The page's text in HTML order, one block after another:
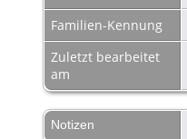
Familien-Kennung
Zuletzt bearbeitet
am
Notizen